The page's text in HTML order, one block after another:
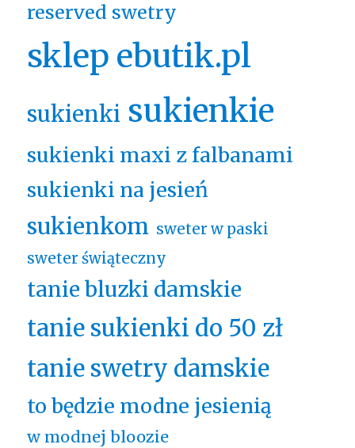
reserved swetry
sklep ebutik.pl
sukienki sukienkie
sukienki maxi z falbanami
sukienki na jesień
sukienkom sweter w paski
sweter świąteczny
tanie bluzki damskie
tanie sukienki do 50 zł
tanie swetry damskie
to będzie modne jesienią
w modnej bloozie